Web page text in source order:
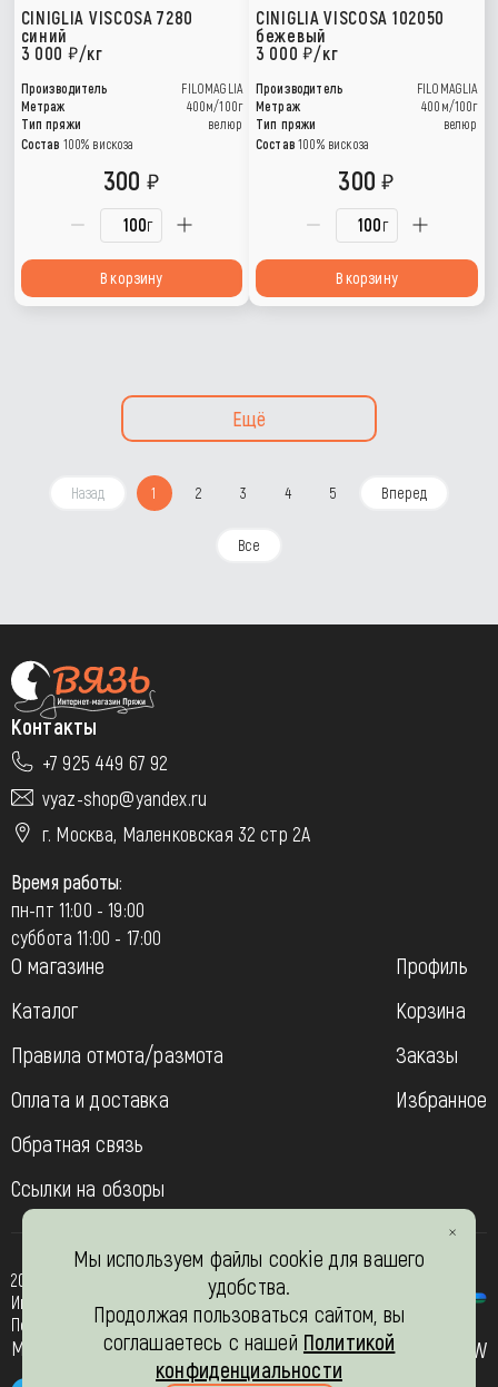
CINIGLIA VISCOSA 7280
синий
3 000
/кг
Производитель
FILOMAGLIA
Метраж
400м/100г
Тип пряжи
велюр
Состав 100% вискоза
г
300
В корзину
CINIGLIA VISCOSA 102050
бежевый
3 000 /кг
Производитель
FILOMAGLIA
Метраж
400м/100г
Тип пряжи
велюр
Состав 100% вискоза
г
300
В корзину
Ещё
Назад 1 2 3 4 5 Вперед
Все
Контакты
+7 925 449 67 92
vyaz-shop@yandex.ru
г. Москва, Маленковская 32 стр 2А
Время работы:
пн-пт 11:00 - 19:00
суббота 11:00 - 17:00
О магазине
Каталог
Правила отмота/размота
Оплата и доставка
Обратная связь
Ссылки на обзоры
Профиль
Корзина
Заказы
Избранное
2013-2026
Интернет- магазин “Вязь-шоп”
Политика конфиденциальности
Мы в соц. сетях JW
Мы используем файлы cookie для вашего
удобства.
Продолжая пользоваться сайтом, вы
соглашаетесь с нашей Политикой
конфиденциальности